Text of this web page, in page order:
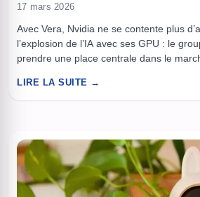
17 mars 2026
Avec Vera, Nvidia ne se contente plus
l’explosion de l’IA avec ses GPU : le
prendre une place centrale dans le
pensés pour avaler les charges de calcul
LIRE LA SUITE →